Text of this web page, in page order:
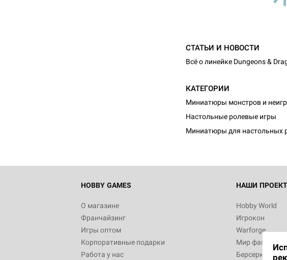
СТАТЬИ И НОВОСТИ
Всё о линейке Dungeons &
КАТЕГОРИИ
Миниатюры монстров и
Настольные ролевые игры
Миниатюры для настольных
HOBBY GAMES
О магазине
Франчайзинг
Игры оптом
Корпоративные подарки
Работа у нас
НАШИ
Hobby World
Игрокон
Warforge
Мир
Берсерк
Настольная игра Hobby World Монстры
Белая смерть
12 990
Настольная игра Hobby World Ужас
3 490